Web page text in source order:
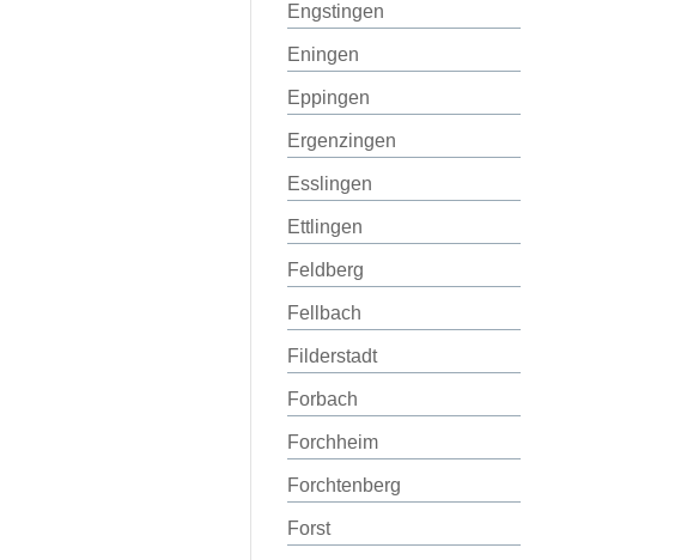
Engstingen
Eningen
Eppingen
Ergenzingen
Esslingen
Ettlingen
Feldberg
Fellbach
Filderstadt
Forbach
Forchheim
Forchtenberg
Forst